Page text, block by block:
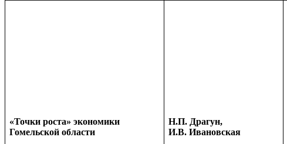
«Точки роста» экономики
Гомельской области
Н.П. Драгун,
И.В. Ивановская